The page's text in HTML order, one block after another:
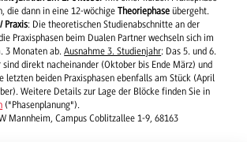
die dann in eine 12-wöchigeTheoriephaseübergeht.
Praxis: Die theoretischen Studienabschnitte an der
Praxisphasen beim Dualen Partner wechseln sich im
3 Monaten ab.Ausnahme 3. Studienjahr: Das 5. und 6.
direkt nacheinander (Oktober bis Ende März) und
letzten beiden Praxisphasen ebenfalls am Stück (April
Weitere Details zur Lage der Blöcke finden Sie in
("Phasenplanung").
Mannheim, Campus Coblitzallee 1-9, 68163